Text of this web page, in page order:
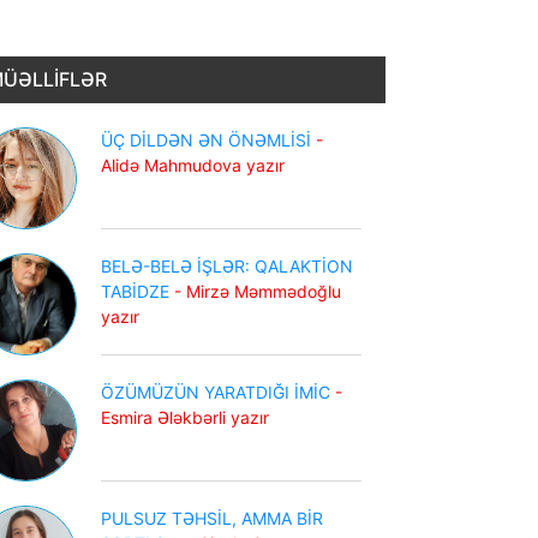
ÜÇ DİLDƏN ƏN ÖNƏMLİSİ -
Alidə Mahmudova yazır
BELƏ-BELƏ İŞLƏR: QALAKTİON
TABİDZE - Mirzə Məmmədoğlu
yazır
ÖZÜMÜZÜN YARATDIĞI İMİC -
Esmira Ələkbərli yazır
PULSUZ TƏHSİL, AMMA BİR